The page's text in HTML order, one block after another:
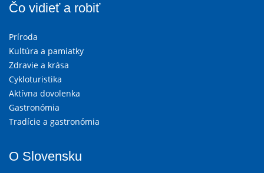
Čo vidieť a robiť
Príroda
Kultúra a pamiatky
Zdravie a krása
Cykloturistika
Aktívna dovolenka
Gastronómia
Tradície a gastronómia
O Slovensku